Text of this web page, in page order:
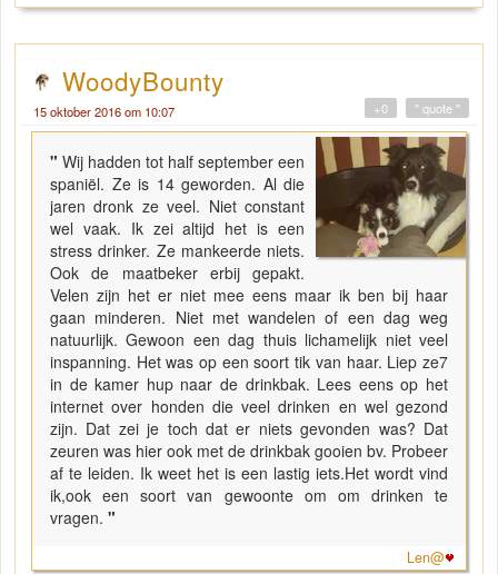
WoodyBounty
15 oktober 2016 om 10:07 " quote "
+0
"Wij hadden tot half september een
spaniël. Ze is 14 geworden. Al die
jaren dronk ze veel. Niet constant
wel vaak. Ik zei altijd het is een
stress drinker. Ze mankeerde niets.
Ook de maatbeker erbij gepakt.
Velen zijn het er niet mee eens maar ik ben bij haar
gaan minderen. Niet met wandelen of een dag weg
natuurlijk. Gewoon een dag thuis lichamelijk niet veel
inspanning. Het was op een soort tik van haar. Liep ze7
in de kamer hup naar de drinkbak. Lees eens op het
internet over honden die veel drinken en wel gezond
zijn. Dat zei je toch dat er niets gevonden was? Dat
zeuren was hier ook met de drinkbak gooien bv. Probeer
af te leiden. Ik weet het is een lastig iets.Het wordt vind
ik,ook een soort van gewoonte om om drinken te
vragen. "
Len@